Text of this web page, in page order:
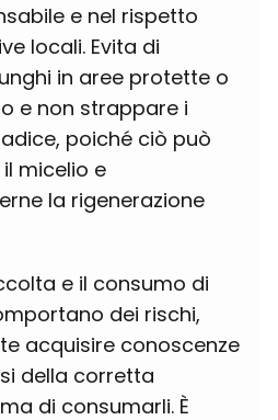
e nel rispetto
locali. Evita di
in aree protette o
e non strappare i
poiché ciò può
micelio e
la rigenerazione
e il consumo di
dei rischi,
acquisire conoscenze
della corretta
di consumarli. È